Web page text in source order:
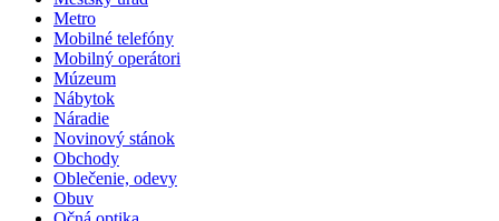
Metro
Mobilné telefóny
Mobilný operátori
Múzeum
Nábytok
Náradie
Novinový stánok
Obchody
Oblečenie, odevy
Obuv